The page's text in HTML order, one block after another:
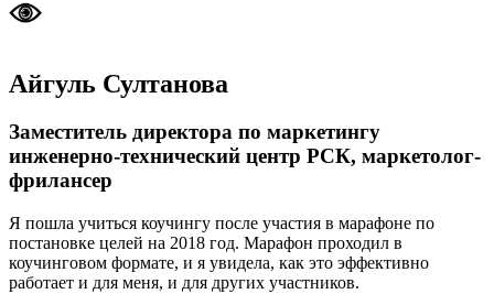
Айгуль Султанова
Заместитель директора по маркетингу
инженерно-технический центр РСК, маркетолог-
фрилансер
Я пошла учиться коучингу после участия в марафоне по
постановке целей на 2018 год. Марафон проходил в
коучинговом формате, и я увидела, как это эффективно
работает и для меня, и для других участников.